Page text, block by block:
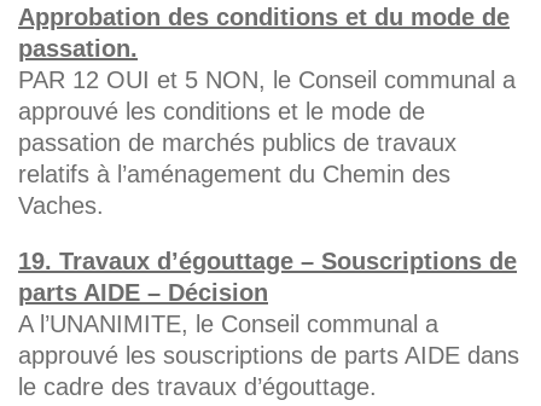
Approbation des conditions et du mode de
passation.
PAR 12 OUI et 5 NON, le Conseil communal a
approuvé les conditions et le mode de
passation de marchés publics de travaux
relatifs à l’aménagement du Chemin des
Vaches.
19. Travaux d’égouttage – Souscriptions de
parts AIDE – Décision
A l’UNANIMITE, le Conseil communal a
approuvé les souscriptions de parts AIDE dans
le cadre des travaux d’égouttage.